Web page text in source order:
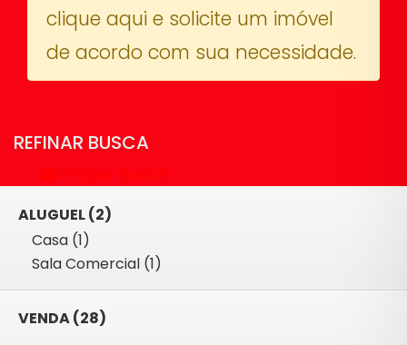
clique aqui e solicite um imóvel
de acordo com sua necessidade.
REFINAR BUSCA
ALUGUEL (2)
Casa (1)
Sala Comercial (1)
VENDA (28)